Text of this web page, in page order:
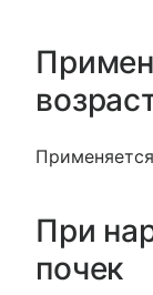
При
почек